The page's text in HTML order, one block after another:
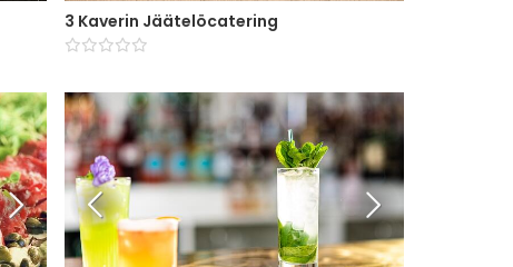
3 Kaverin Jäätelöcatering